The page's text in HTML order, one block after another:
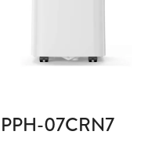
07CRN7